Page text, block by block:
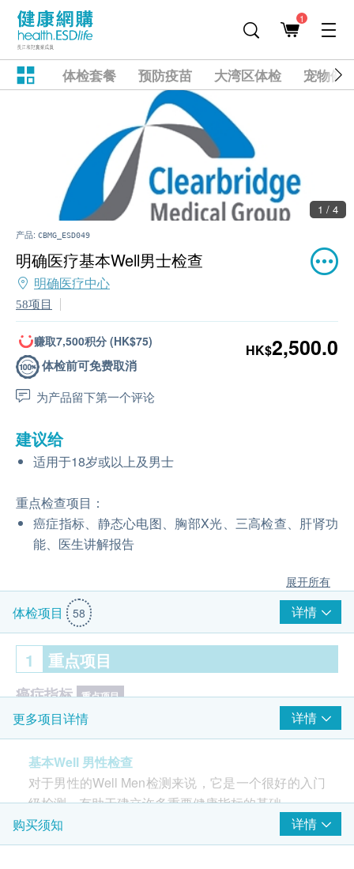
1
体检套餐 预防疫苗 大湾区体检 宠物健
1 / 4
产品: CBMG_ESD049
明确医疗基本Well男士检查
明确医疗中心
58项目
赚取7,500积分 (HK$75)
体检前可免费取消
为产品留下第一个评论
HK$2,500.0
建议给
适用于18岁或以上及男士
重点检查项目：
癌症指标、静态心电图、胸部X光、三高检查、肝肾功
能、医生讲解报告
展开所有
体检项目 58 详情
1 重点项目
癌症指标 重点项目
癌胚抗原 (肠癌)
病毒抗体EBV (鼻咽癌)
心脏检查 重点项目
静卧心电图
更多项目详情 详情
基本Well 男性检查
对于男性的Well Men检测来说，它是一个很好的入门
级检测，有助于建立许多重要健康指标的基础。
为什么需要这个检测？
购买须知 详情